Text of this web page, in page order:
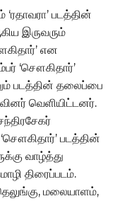
‘ரதாவரா’ படத்தின்
இருவரும்
என
‘சௌகிதார்’
படத்தின் தலைப்பை
வெளியிட்டனர்.
படத்தின்
வாழ்த்து
திரைப்படம்.
மலையாளம்,